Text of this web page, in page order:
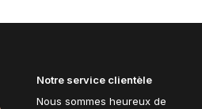
Notre service clientèle
Nous sommes heureux de